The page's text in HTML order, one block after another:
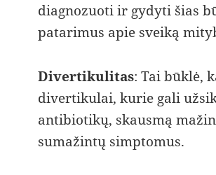
diagnozuoti ir gydyti šias
patarimus apie sveiką
Divertikulitas: Tai būklė,
divertikulai, kurie gali
antibiotikų, skausmą
sumažintų simptomus.